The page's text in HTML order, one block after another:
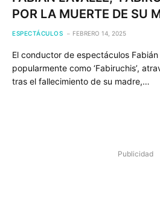
POR LA MUERTE DE SU
ESPECTÁCULOS FEBRERO 14, 2025
El conductor de espectáculos
popularmente como ‘Fabiruchis’,
tras el fallecimiento de su madre,…
Publicidad